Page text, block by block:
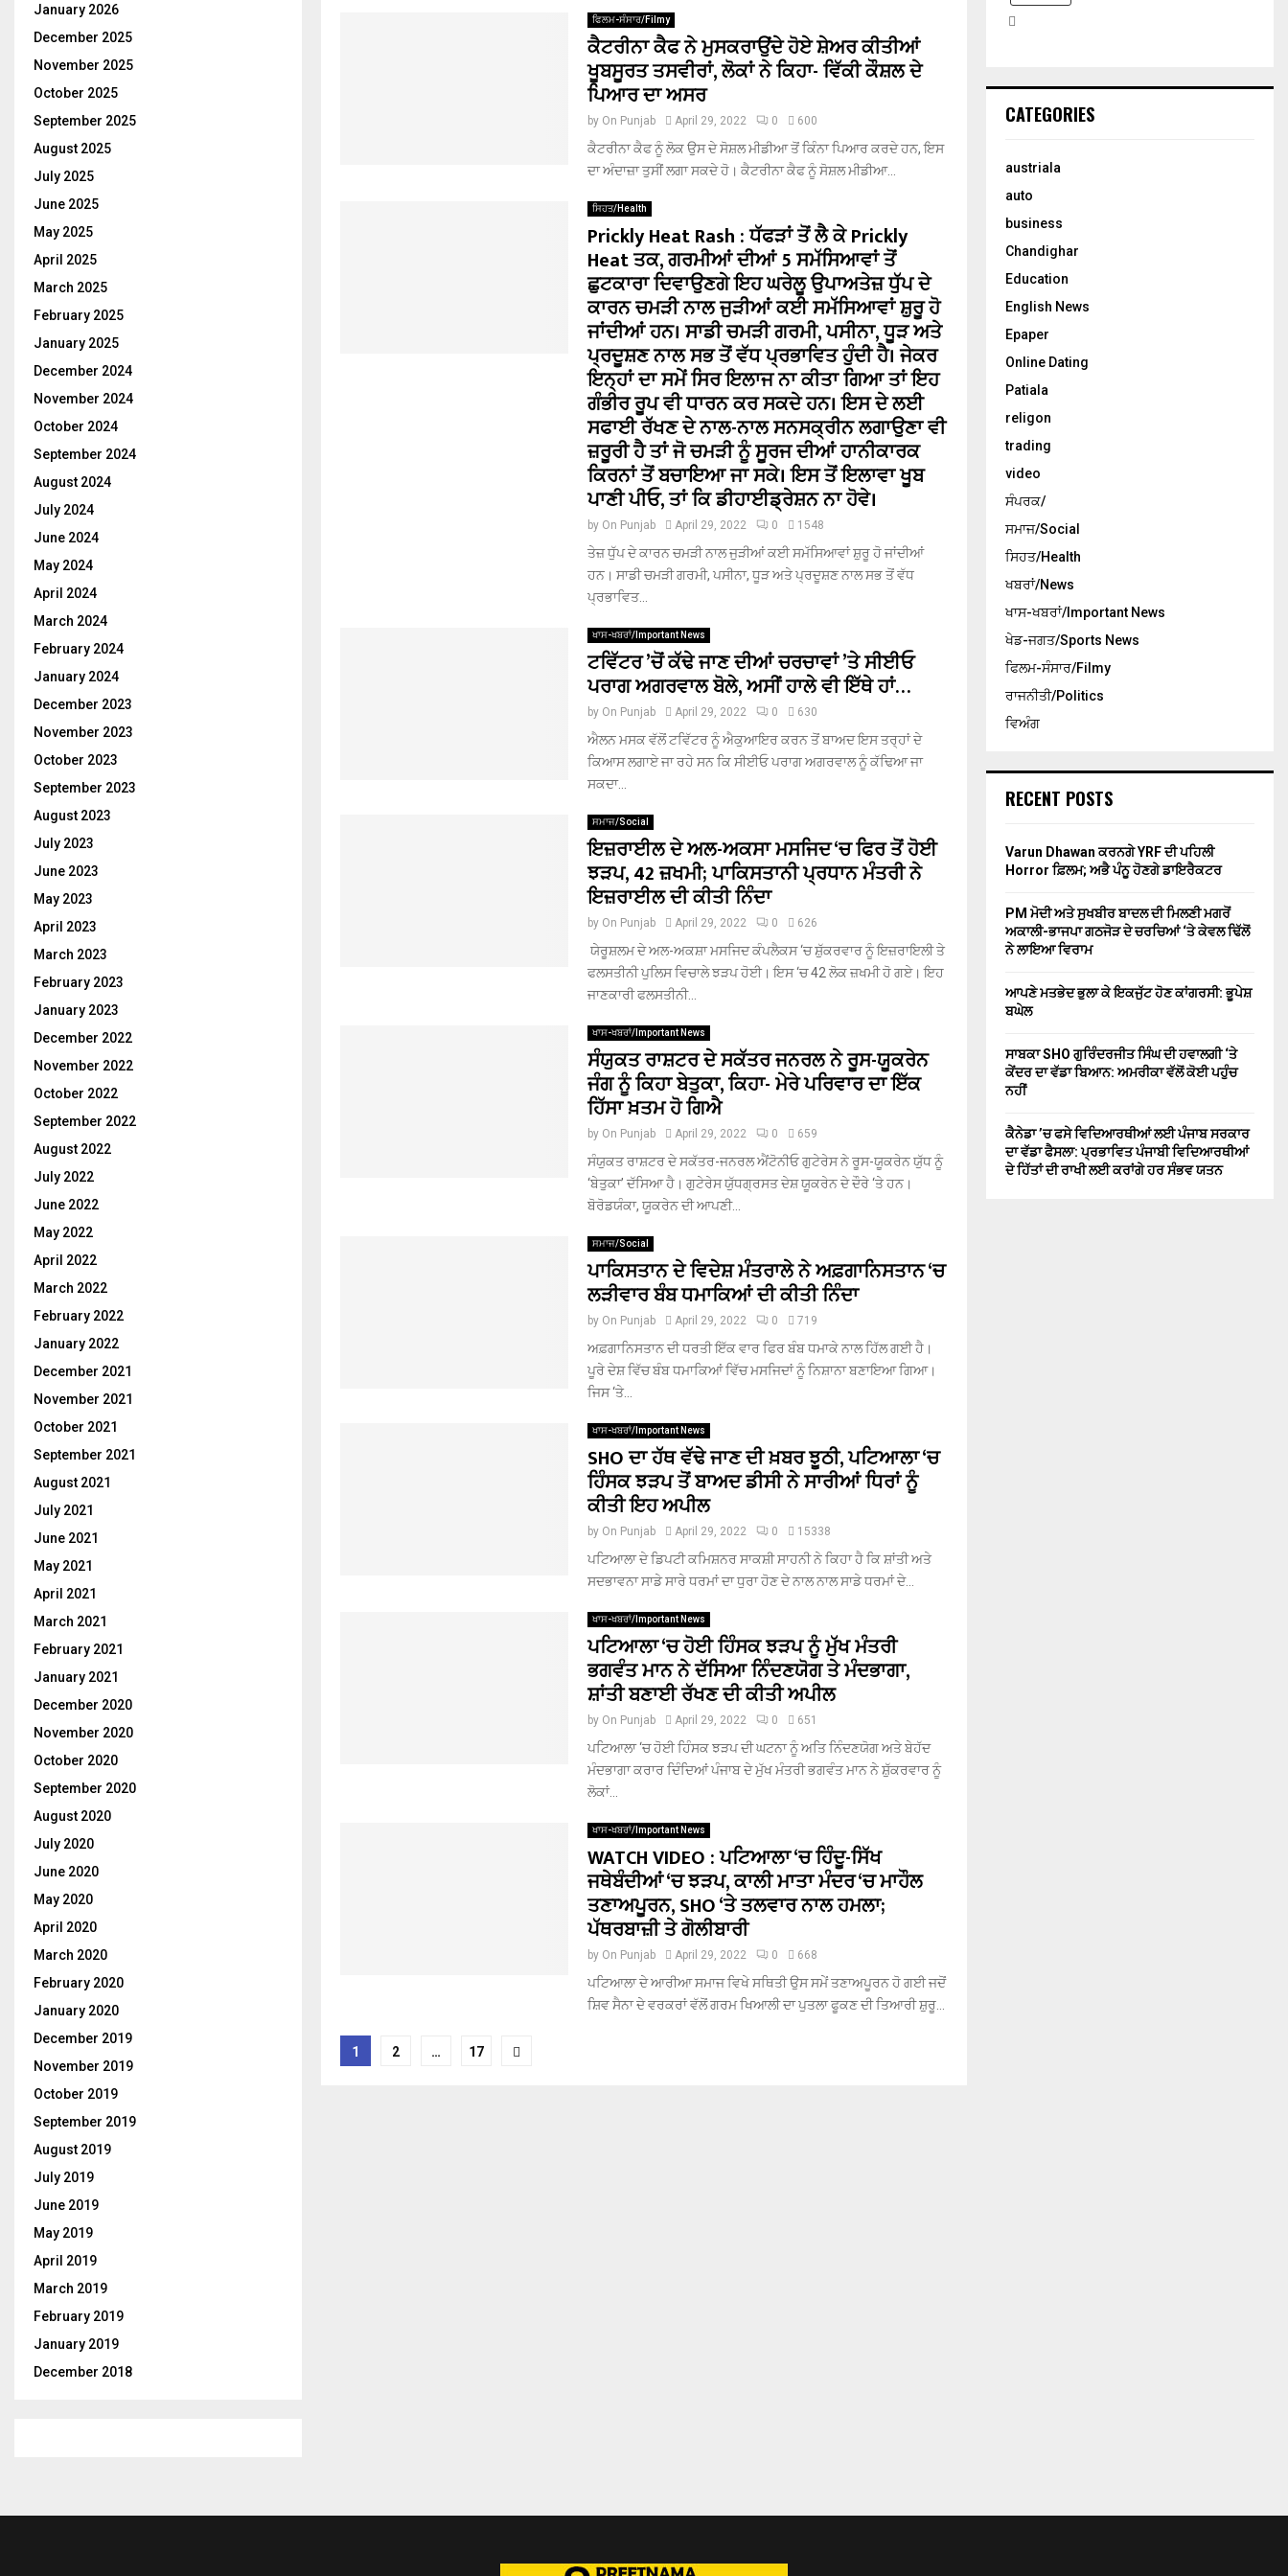
ਫਿਲਮ-ਸੰਸਾਰ/Filmy
ਕੈਟਰੀਨਾ ਕੈਫ ਨੇ ਮੁਸਕਰਾਉਂਦੇ ਹੋਏ ਸ਼ੇਅਰ ਕੀਤੀਆਂ
ਖੂਬਸੂਰਤ ਤਸਵੀਰਾਂ, ਲੋਕਾਂ ਨੇ ਕਿਹਾ- ਵਿੱਕੀ ਕੌਸ਼ਲ ਦੇ
ਪਿਆਰ ਦਾ ਅਸਰ
by On Punjab April 29, 2022 0 600
ਕੈਟਰੀਨਾ ਕੈਫ ਨੂੰ ਲੋਕ ਉਸ ਦੇ ਸੋਸ਼ਲ ਮੀਡੀਆ ਤੋਂ ਕਿੰਨਾ ਪਿਆਰ ਕਰਦੇ ਹਨ, ਇਸ
ਦਾ ਅੰਦਾਜ਼ਾ ਤੁਸੀਂ ਲਗਾ ਸਕਦੇ ਹੋ। ਕੈਟਰੀਨਾ ਕੈਫ ਨੂੰ ਸੋਸ਼ਲ ਮੀਡੀਆ...
ਸਿਹਤ/Health
Prickly Heat Rash : ਧੱਫੜਾਂ ਤੋਂ ਲੈ ਕੇ Prickly
Heat ਤਕ, ਗਰਮੀਆਂ ਦੀਆਂ 5 ਸਮੱਸਿਆਵਾਂ ਤੋਂ
ਛੁਟਕਾਰਾ ਦਿਵਾਉਣਗੇ ਇਹ ਘਰੇਲੂ ਉਪਾਅਤੇਜ਼ ਧੁੱਪ ਦੇ
ਕਾਰਨ ਚਮੜੀ ਨਾਲ ਜੁੜੀਆਂ ਕਈ ਸਮੱਸਿਆਵਾਂ ਸ਼ੁਰੂ ਹੋ
ਜਾਂਦੀਆਂ ਹਨ। ਸਾਡੀ ਚਮੜੀ ਗਰਮੀ, ਪਸੀਨਾ, ਧੂੜ ਅਤੇ
ਪ੍ਰਦੂਸ਼ਣ ਨਾਲ ਸਭ ਤੋਂ ਵੱਧ ਪ੍ਰਭਾਵਿਤ ਹੁੰਦੀ ਹੈ। ਜੇਕਰ
ਇਨ੍ਹਾਂ ਦਾ ਸਮੇਂ ਸਿਰ ਇਲਾਜ ਨਾ ਕੀਤਾ ਗਿਆ ਤਾਂ ਇਹ
ਗੰਭੀਰ ਰੂਪ ਵੀ ਧਾਰਨ ਕਰ ਸਕਦੇ ਹਨ। ਇਸ ਦੇ ਲਈ
ਸਫਾਈ ਰੱਖਣ ਦੇ ਨਾਲ-ਨਾਲ ਸਨਸਕ੍ਰੀਨ ਲਗਾਉਣਾ ਵੀ
ਜ਼ਰੂਰੀ ਹੈ ਤਾਂ ਜੋ ਚਮੜੀ ਨੂੰ ਸੂਰਜ ਦੀਆਂ ਹਾਨੀਕਾਰਕ
ਕਿਰਨਾਂ ਤੋਂ ਬਚਾਇਆ ਜਾ ਸਕੇ। ਇਸ ਤੋਂ ਇਲਾਵਾ ਖੂਬ
ਪਾਣੀ ਪੀਓ, ਤਾਂ ਕਿ ਡੀਹਾਈਡ੍ਰੇਸ਼ਨ ਨਾ ਹੋਵੇ।
by On Punjab April 29, 2022 0 1548
ਤੇਜ਼ ਧੁੱਪ ਦੇ ਕਾਰਨ ਚਮੜੀ ਨਾਲ ਜੁੜੀਆਂ ਕਈ ਸਮੱਸਿਆਵਾਂ ਸ਼ੁਰੂ ਹੋ ਜਾਂਦੀਆਂ
ਹਨ। ਸਾਡੀ ਚਮੜੀ ਗਰਮੀ, ਪਸੀਨਾ, ਧੂੜ ਅਤੇ ਪ੍ਰਦੂਸ਼ਣ ਨਾਲ ਸਭ ਤੋਂ ਵੱਧ
ਪ੍ਰਭਾਵਿਤ...
ਖਾਸ-ਖਬਰਾਂ/Important News
ਟਵਿੱਟਰ ’ਚੋਂ ਕੱਢੇ ਜਾਣ ਦੀਆਂ ਚਰਚਾਵਾਂ ’ਤੇ ਸੀਈਓ
ਪਰਾਗ ਅਗਰਵਾਲ ਬੋਲੇ, ਅਸੀਂ ਹਾਲੇ ਵੀ ਇੱਥੇ ਹਾਂ…
by On Punjab April 29, 2022 0 630
ਐਲਨ ਮਸਕ ਵੱਲੋਂ ਟਵਿੱਟਰ ਨੂੰ ਐਕੁਆਇਰ ਕਰਨ ਤੋਂ ਬਾਅਦ ਇਸ ਤਰ੍ਹਾਂ ਦੇ
ਕਿਆਸ ਲਗਾਏ ਜਾ ਰਹੇ ਸਨ ਕਿ ਸੀਈਓ ਪਰਾਗ ਅਗਰਵਾਲ ਨੂੰ ਕੱਢਿਆ ਜਾ
ਸਕਦਾ...
ਸਮਾਜ/Social
ਇਜ਼ਰਾਈਲ ਦੇ ਅਲ-ਅਕਸਾ ਮਸਜਿਦ ‘ਚ ਫਿਰ ਤੋਂ ਹੋਈ
ਝੜਪ, 42 ਜ਼ਖਮੀ; ਪਾਕਿਸਤਾਨੀ ਪ੍ਰਧਾਨ ਮੰਤਰੀ ਨੇ
ਇਜ਼ਰਾਈਲ ਦੀ ਕੀਤੀ ਨਿੰਦਾ
by On Punjab April 29, 2022 0 626
ਯੇਰੂਸ਼ਲਮ ਦੇ ਅਲ-ਅਕਸ਼ਾ ਮਸਜਿਦ ਕੰਪਲੈਕਸ ‘ਚ ਸ਼ੁੱਕਰਵਾਰ ਨੂੰ ਇਜ਼ਰਾਇਲੀ ਤੇ
ਫਲਸਤੀਨੀ ਪੁਲਿਸ ਵਿਚਾਲੇ ਝੜਪ ਹੋਈ। ਇਸ ‘ਚ 42 ਲੋਕ ਜ਼ਖਮੀ ਹੋ ਗਏ। ਇਹ
ਜਾਣਕਾਰੀ ਫਲਸਤੀਨੀ...
ਖਾਸ-ਖਬਰਾਂ/Important News
ਸੰਯੁਕਤ ਰਾਸ਼ਟਰ ਦੇ ਸਕੱਤਰ ਜਨਰਲ ਨੇ ਰੂਸ-ਯੂਕਰੇਨ
ਜੰਗ ਨੂੰ ਕਿਹਾ ਬੇਤੁਕਾ, ਕਿਹਾ- ਮੇਰੇ ਪਰਿਵਾਰ ਦਾ ਇੱਕ
ਹਿੱਸਾ ਖ਼ਤਮ ਹੋ ਗਿਐ
by On Punjab April 29, 2022 0 659
ਸੰਯੁਕਤ ਰਾਸ਼ਟਰ ਦੇ ਸਕੱਤਰ-ਜਨਰਲ ਐਂਟੋਨੀਓ ਗੁਟੇਰੇਸ ਨੇ ਰੂਸ-ਯੂਕਰੇਨ ਯੁੱਧ ਨੂੰ
‘ਬੇਤੁਕਾ’ ਦੱਸਿਆ ਹੈ। ਗੁਟੇਰੇਸ ਯੁੱਧਗ੍ਰਸਤ ਦੇਸ਼ ਯੂਕਰੇਨ ਦੇ ਦੌਰੇ ‘ਤੇ ਹਨ।
ਬੋਰੋਡਯੰਕਾ, ਯੂਕਰੇਨ ਦੀ ਆਪਣੀ...
ਸਮਾਜ/Social
ਪਾਕਿਸਤਾਨ ਦੇ ਵਿਦੇਸ਼ ਮੰਤਰਾਲੇ ਨੇ ਅਫ਼ਗਾਨਿਸਤਾਨ ‘ਚ
ਲੜੀਵਾਰ ਬੰਬ ਧਮਾਕਿਆਂ ਦੀ ਕੀਤੀ ਨਿੰਦਾ
by On Punjab April 29, 2022 0 719
ਅਫ਼ਗਾਨਿਸਤਾਨ ਦੀ ਧਰਤੀ ਇੱਕ ਵਾਰ ਫਿਰ ਬੰਬ ਧਮਾਕੇ ਨਾਲ ਹਿੱਲ ਗਈ ਹੈ।
ਪੂਰੇ ਦੇਸ਼ ਵਿੱਚ ਬੰਬ ਧਮਾਕਿਆਂ ਵਿੱਚ ਮਸਜਿਦਾਂ ਨੂੰ ਨਿਸ਼ਾਨਾ ਬਣਾਇਆ ਗਿਆ।
ਜਿਸ ‘ਤੇ...
ਖਾਸ-ਖਬਰਾਂ/Important News
SHO ਦਾ ਹੱਥ ਵੱਢੇ ਜਾਣ ਦੀ ਖ਼ਬਰ ਝੂਠੀ, ਪਟਿਆਲਾ ‘ਚ
ਹਿੰਸਕ ਝੜਪ ਤੋਂ ਬਾਅਦ ਡੀਸੀ ਨੇ ਸਾਰੀਆਂ ਧਿਰਾਂ ਨੂੰ
ਕੀਤੀ ਇਹ ਅਪੀਲ
by On Punjab April 29, 2022 0 15338
ਪਟਿਆਲਾ ਦੇ ਡਿਪਟੀ ਕਮਿਸ਼ਨਰ ਸਾਕਸ਼ੀ ਸਾਹਨੀ ਨੇ ਕਿਹਾ ਹੈ ਕਿ ਸ਼ਾਂਤੀ ਅਤੇ
ਸਦਭਾਵਨਾ ਸਾਡੇ ਸਾਰੇ ਧਰਮਾਂ ਦਾ ਧੁਰਾ ਹੋਣ ਦੇ ਨਾਲ ਨਾਲ ਸਾਡੇ ਧਰਮਾਂ ਦੇ...
ਖਾਸ-ਖਬਰਾਂ/Important News
ਪਟਿਆਲਾ ‘ਚ ਹੋਈ ਹਿੰਸਕ ਝੜਪ ਨੂੰ ਮੁੱਖ ਮੰਤਰੀ
ਭਗਵੰਤ ਮਾਨ ਨੇ ਦੱਸਿਆ ਨਿੰਦਣਯੋਗ ਤੇ ਮੰਦਭਾਗਾ,
ਸ਼ਾਂਤੀ ਬਣਾਈ ਰੱਖਣ ਦੀ ਕੀਤੀ ਅਪੀਲ
by On Punjab April 29, 2022 0 651
ਪਟਿਆਲਾ ‘ਚ ਹੋਈ ਹਿੰਸਕ ਝੜਪ ਦੀ ਘਟਨਾ ਨੂੰ ਅਤਿ ਨਿੰਦਣਯੋਗ ਅਤੇ ਬੇਹੱਦ
ਮੰਦਭਾਗਾ ਕਰਾਰ ਦਿੰਦਿਆਂ ਪੰਜਾਬ ਦੇ ਮੁੱਖ ਮੰਤਰੀ ਭਗਵੰਤ ਮਾਨ ਨੇ ਸ਼ੁੱਕਰਵਾਰ ਨੂੰ
ਲੋਕਾਂ...
ਖਾਸ-ਖਬਰਾਂ/Important News
WATCH VIDEO : ਪਟਿਆਲਾ ‘ਚ ਹਿੰਦੂ-ਸਿੱਖ
ਜਥੇਬੰਦੀਆਂ ‘ਚ ਝੜਪ, ਕਾਲੀ ਮਾਤਾ ਮੰਦਰ ‘ਚ ਮਾਹੌਲ
ਤਣਾਅਪੂਰਨ, SHO ‘ਤੇ ਤਲਵਾਰ ਨਾਲ ਹਮਲਾ;
ਪੱਥਰਬਾਜ਼ੀ ਤੇ ਗੋਲੀਬਾਰੀ
by On Punjab April 29, 2022 0 668
ਪਟਿਆਲਾ ਦੇ ਆਰੀਆ ਸਮਾਜ ਵਿਖੇ ਸਥਿਤੀ ਉਸ ਸਮੇਂ ਤਣਾਅਪੂਰਨ ਹੋ ਗਈ ਜਦੋਂ
ਸ਼ਿਵ ਸੈਨਾ ਦੇ ਵਰਕਰਾਂ ਵੱਲੋਂ ਗਰਮ ਖਿਆਲੀ ਦਾ ਪੁਤਲਾ ਫੂਕਣ ਦੀ ਤਿਆਰੀ ਸ਼ੁਰੂ...
Posts
1 2 … 17
January 2026
December 2025
November 2025
October 2025
September 2025
August 2025
July 2025
June 2025
May 2025
April 2025
March 2025
February 2025
January 2025
December 2024
November 2024
October 2024
September 2024
August 2024
July 2024
June 2024
May 2024
April 2024
March 2024
February 2024
January 2024
December 2023
November 2023
October 2023
September 2023
August 2023
July 2023
June 2023
May 2023
April 2023
March 2023
February 2023
January 2023
December 2022
November 2022
October 2022
September 2022
August 2022
July 2022
June 2022
May 2022
April 2022
March 2022
February 2022
January 2022
December 2021
November 2021
October 2021
September 2021
August 2021
July 2021
June 2021
May 2021
April 2021
March 2021
February 2021
January 2021
December 2020
November 2020
October 2020
September 2020
August 2020
July 2020
June 2020
May 2020
April 2020
March 2020
February 2020
January 2020
December 2019
November 2019
October 2019
September 2019
August 2019
July 2019
June 2019
May 2019
April 2019
March 2019
February 2019
January 2019
December 2018
CATEGORIES
austriala
auto
business
Chandighar
Education
English News
Epaper
Online Dating
Patiala
religon
trading
video
ਸੰਪਰਕ/
ਸਮਾਜ/Social
ਸਿਹਤ/Health
ਖਬਰਾਂ/News
ਖਾਸ-ਖਬਰਾਂ/Important News
ਖੇਡ-ਜਗਤ/Sports News
ਫਿਲਮ-ਸੰਸਾਰ/Filmy
ਰਾਜਨੀਤੀ/Politics
ਵਿਅੰਗ
RECENT POSTS
Varun Dhawan ਕਰਨਗੇ YRF ਦੀ ਪਹਿਲੀ
Horror ਫ਼ਿਲਮ; ਅਭੈ ਪੰਨੂ ਹੋਣਗੇ ਡਾਇਰੈਕਟਰ
PM ਮੋਦੀ ਅਤੇ ਸੁਖਬੀਰ ਬਾਦਲ ਦੀ ਮਿਲਣੀ ਮਗਰੋਂ
ਅਕਾਲੀ-ਭਾਜਪਾ ਗਠਜੋੜ ਦੇ ਚਰਚਿਆਂ ‘ਤੇ ਕੇਵਲ ਢਿੱਲੋਂ
ਨੇ ਲਾਇਆ ਵਿਰਾਮ
ਆਪਣੇ ਮਤਭੇਦ ਭੁਲਾ ਕੇ ਇਕਜੁੱਟ ਹੋਣ ਕਾਂਗਰਸੀ: ਭੂਪੇਸ਼
ਬਘੇਲ
ਸਾਬਕਾ SHO ਗੁਰਿੰਦਰਜੀਤ ਸਿੰਘ ਦੀ ਹਵਾਲਗੀ ‘ਤੇ
ਕੇਂਦਰ ਦਾ ਵੱਡਾ ਬਿਆਨ: ਅਮਰੀਕਾ ਵੱਲੋਂ ਕੋਈ ਪਹੁੰਚ
ਨਹੀਂ
ਕੈਨੇਡਾ ’ਚ ਫਸੇ ਵਿਦਿਆਰਥੀਆਂ ਲਈ ਪੰਜਾਬ ਸਰਕਾਰ
ਦਾ ਵੱਡਾ ਫੈਸਲਾ: ਪ੍ਰਭਾਵਿਤ ਪੰਜਾਬੀ ਵਿਦਿਆਰਥੀਆਂ
ਦੇ ਹਿੱਤਾਂ ਦੀ ਰਾਖੀ ਲਈ ਕਰਾਂਗੇ ਹਰ ਸੰਭਵ ਯਤਨ